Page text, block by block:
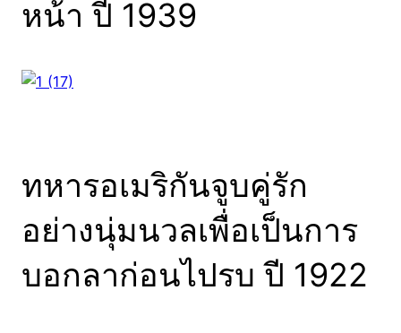
หน้า ปี 1939
ทหารอเมริกันจูบคู่รัก
อย่างนุ่มนวลเพื่อเป็นการ
บอกลาก่อนไปรบ ปี 1922